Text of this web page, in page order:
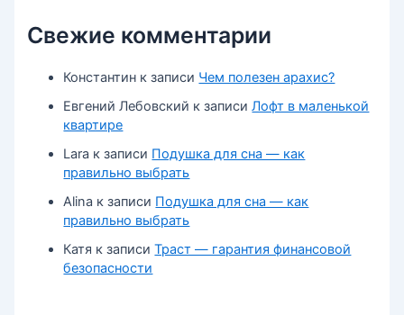
Свежие комментарии
Константин к записи Чем полезен арахис?
Евгений Лебовский к записиЛофт в маленькой
квартире
Lara к записи Подушка для сна — как
правильно выбрать
Alina к записи Подушка для сна — как
правильно выбрать
Катя к записиТраст — гарантия финансовой
безопасности